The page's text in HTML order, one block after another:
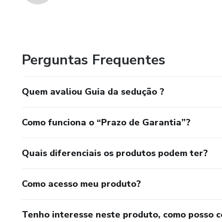
Perguntas Frequentes
Quem avaliou Guia da sedução ?
Como funciona o “Prazo de Garantia”?
Quais diferenciais os produtos podem ter?
Como acesso meu produto?
Tenho interesse neste produto, como posso